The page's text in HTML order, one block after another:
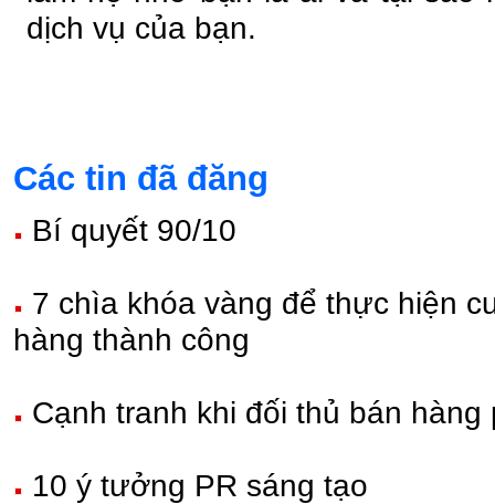
dịch vụ của bạn.
Các tin đã đăng
Bí quyết 90/10
7 chìa khóa vàng để thực hiện
hàng thành công
Cạnh tranh khi đối thủ bán hàng
10 ý tưởng PR sáng tạo